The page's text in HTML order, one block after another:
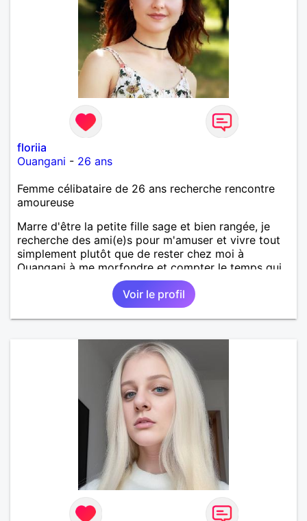
floriia
Ouangani - 26 ans
Femme célibataire de 26 ans recherche rencontre
amoureuse
Marre d'être la petite fille sage et bien rangée, je
recherche des ami(e)s pour m'amuser et vivre tout
simplement plutôt que de rester chez moi à
Ouangani à me morfondre et compter le temps qui
Voir le profil